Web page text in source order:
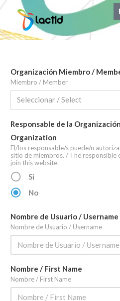
Organización Miembro /
Miembro / Member
Seleccionar / Select
Responsable de la
Organization
El/los responsable/s puede/n
sitio de miembros. / The responsible
join this website.
Si
No
Nombre de Usuario / Username
Nombre de Usuario / Username
Nombre / First Name
Nombre / First Name